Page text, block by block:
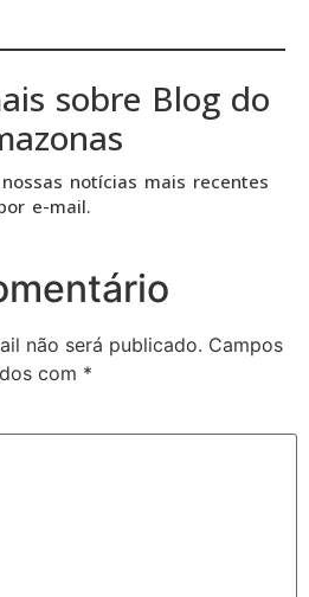
sobre Blog do
notícias mais recentes
e-mail.
não será publicado. Campos
com *